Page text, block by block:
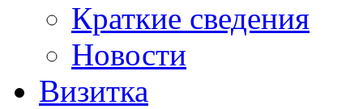
Краткие сведения
Новости
Визитка